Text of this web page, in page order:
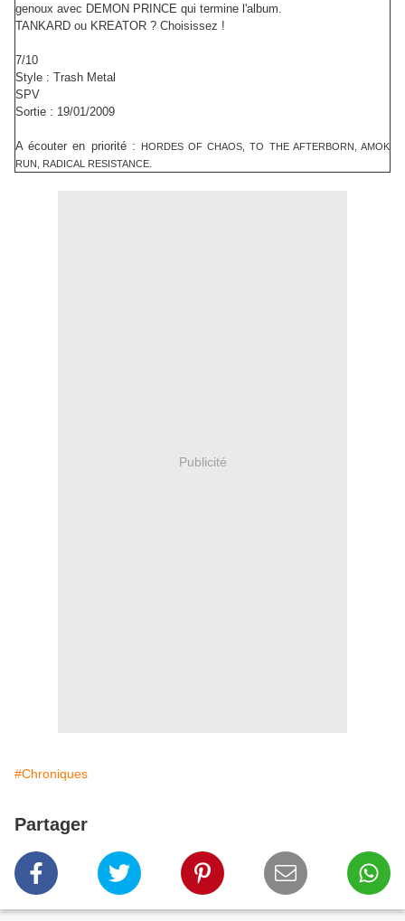
genoux avec DEMON PRINCE qui termine l'album.
TANKARD ou KREATOR ? Choisissez !
7/10
Style : Trash Metal
SPV
Sortie : 19/01/2009
A écouter en priorité :
HORDES OF CHAOS, TO THE AFTERBORN, AMOK
RUN, RADICAL RESISTANCE.
Publicité
#Chroniques
Partager